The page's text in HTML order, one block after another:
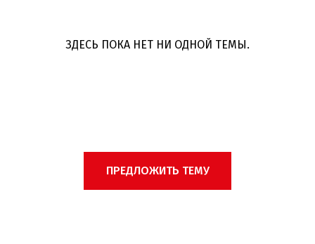
ЗДЕСЬ ПОКА НЕТ НИ ОДНОЙ ТЕМЫ.
ПРЕДЛОЖИТЬ ТЕМУ